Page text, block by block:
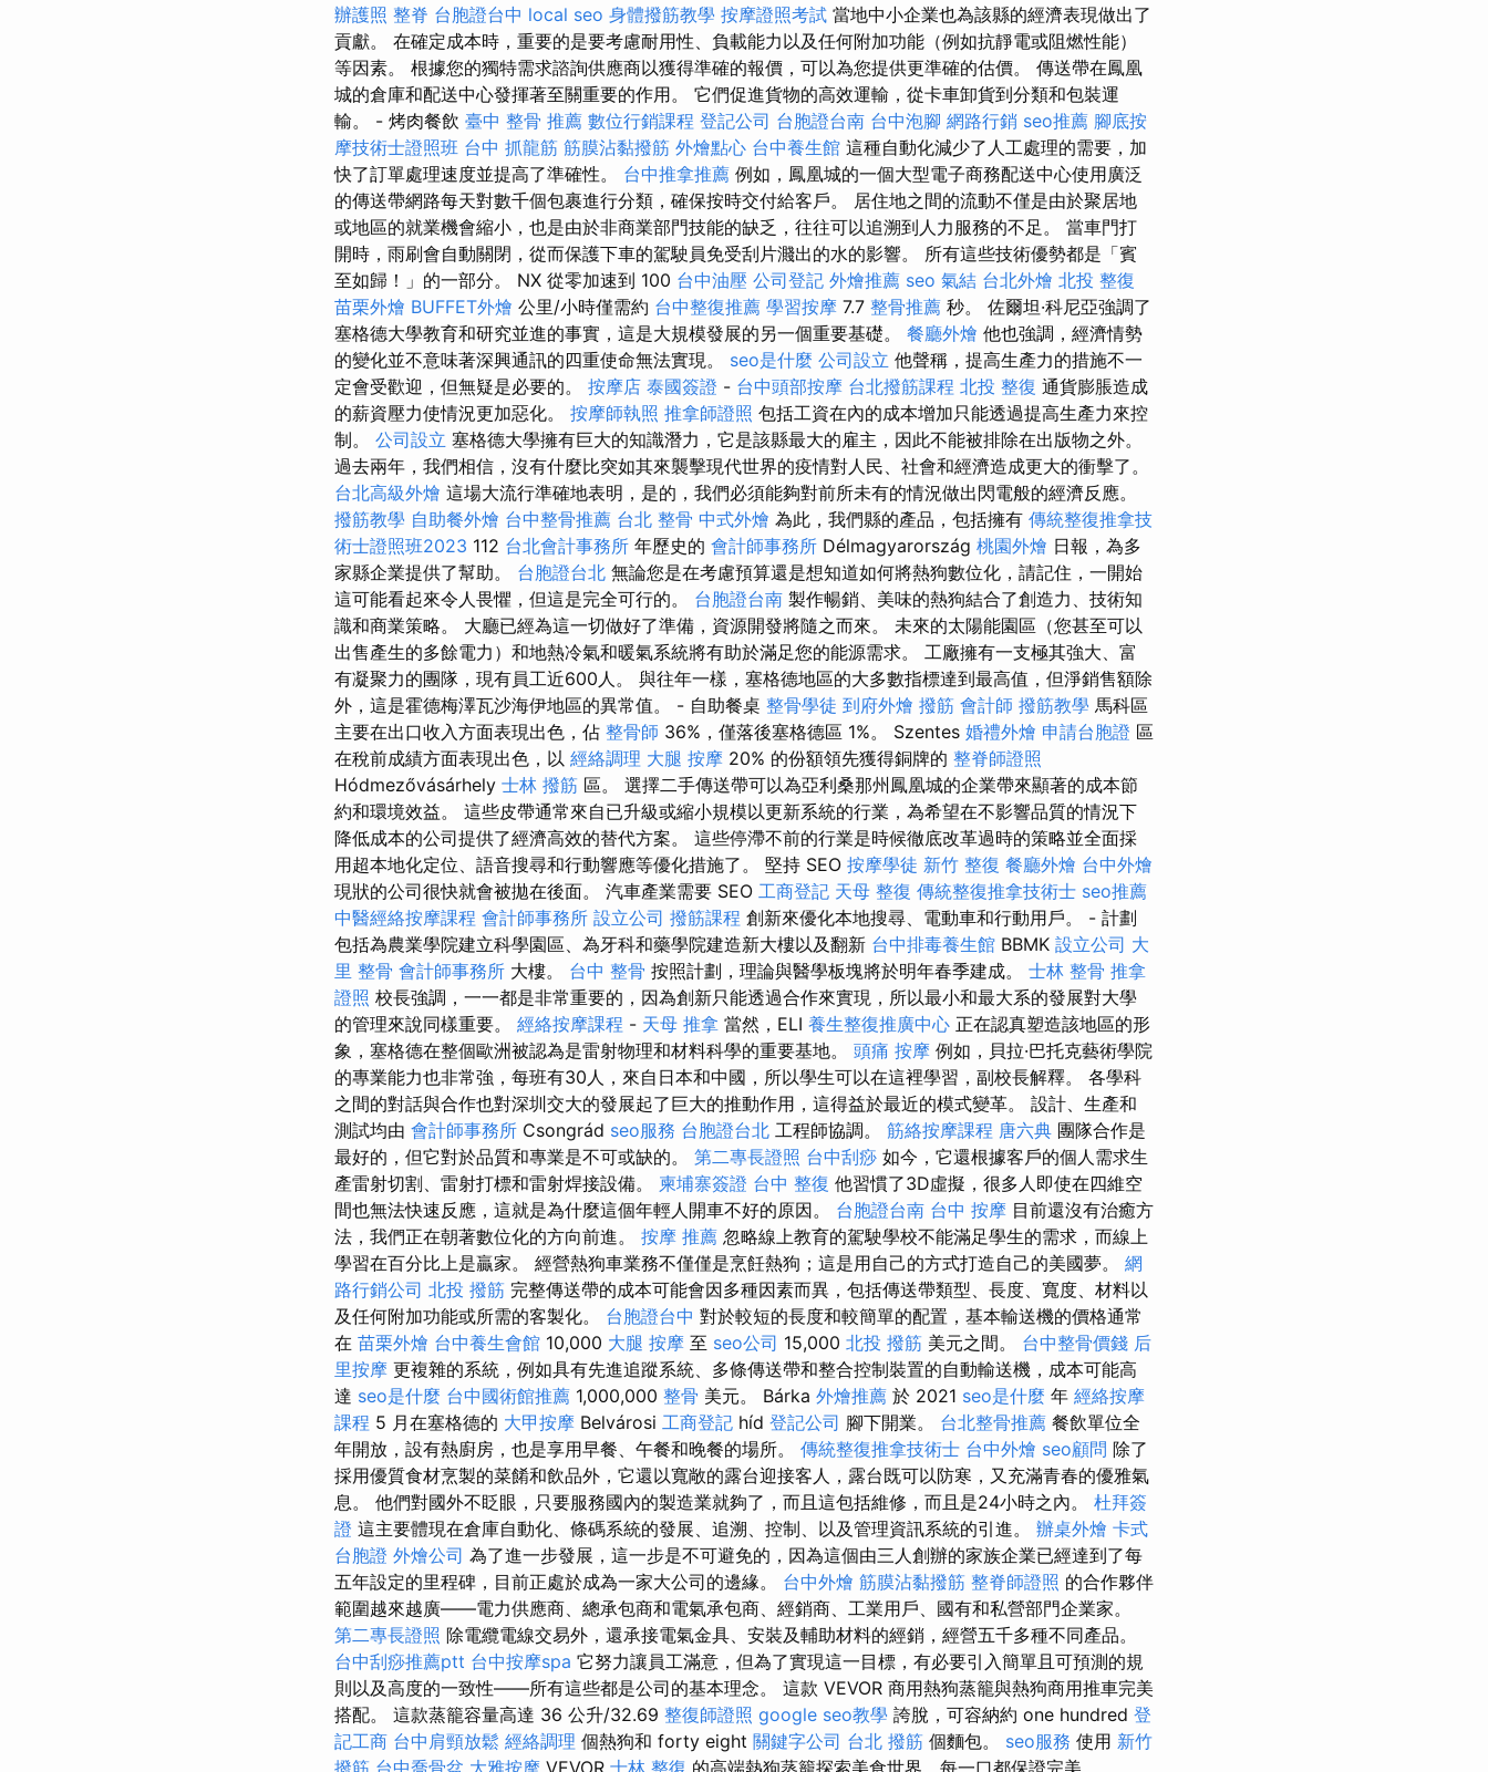
辦護照 整脊 台胞證台中 local seo 身體撥筋教學 按摩證照考試 當地中小企業也為該縣的經濟表現做出了
貢獻。 在確定成本時，重要的是要考慮耐用性、負載能力以及任何附加功能（例如抗靜電或阻燃性能）
等因素。 根據您的獨特需求諮詢供應商以獲得準確的報價，可以為您提供更準確的估價。 傳送帶在鳳凰
城的倉庫和配送中心發揮著至關重要的作用。 它們促進貨物的高效運輸，從卡車卸貨到分類和包裝運
輸。 - 烤肉餐飲 臺中 整骨 推薦 數位行銷課程 登記公司 台胞證台南 台中泡腳 網路行銷 seo推薦 腳底按
摩技術士證照班 台中 抓龍筋 筋膜沾黏撥筋 外燴點心 台中養生館 這種自動化減少了人工處理的需要，加
快了訂單處理速度並提高了準確性。 台中推拿推薦 例如，鳳凰城的一個大型電子商務配送中心使用廣泛
的傳送帶網路每天對數千個包裹進行分類，確保按時交付給客戶。 居住地之間的流動不僅是由於聚居地
或地區的就業機會縮小，也是由於非商業部門技能的缺乏，往往可以追溯到人力服務的不足。 當車門打
開時，雨刷會自動關閉，從而保護下車的駕駛員免受刮片濺出的水的影響。 所有這些技術優勢都是「賓
至如歸！」的一部分。 NX 從零加速到 100 台中油壓 公司登記 外燴推薦 seo 氣結 台北外燴 北投 整復
苗栗外燴 BUFFET外燴 公里/小時僅需約 台中整復推薦 學習按摩 7.7 整骨推薦 秒。 佐爾坦·科尼亞強調了
塞格德大學教育和研究並進的事實，這是大規模發展的另一個重要基礎。 餐廳外燴 他也強調，經濟情勢
的變化並不意味著深興通訊的四重使命無法實現。 seo是什麼 公司設立 他聲稱，提高生產力的措施不一
定會受歡迎，但無疑是必要的。 按摩店 泰國簽證 - 台中頭部按摩 台北撥筋課程 北投 整復 通貨膨脹造成
的薪資壓力使情況更加惡化。 按摩師執照 推拿師證照 包括工資在內的成本增加只能透過提高生產力來控
制。 公司設立 塞格德大學擁有巨大的知識潛力，它是該縣最大的雇主，因此不能被排除在出版物之外。
過去兩年，我們相信，沒有什麼比突如其來襲擊現代世界的疫情對人民、社會和經濟造成更大的衝擊了。
台北高級外燴 這場大流行準確地表明，是的，我們必須能夠對前所未有的情況做出閃電般的經濟反應。
撥筋教學 自助餐外燴 台中整骨推薦 台北 整骨 中式外燴 為此，我們縣的產品，包括擁有 傳統整復推拿技
術士證照班2023 112 台北會計事務所 年歷史的 會計師事務所 Délmagyarország 桃園外燴 日報，為多
家縣企業提供了幫助。 台胞證台北 無論您是在考慮預算還是想知道如何將熱狗數位化，請記住，一開始
這可能看起來令人畏懼，但這是完全可行的。 台胞證台南 製作暢銷、美味的熱狗結合了創造力、技術知
識和商業策略。 大廳已經為這一切做好了準備，資源開發將隨之而來。 未來的太陽能園區（您甚至可以
出售產生的多餘電力）和地熱冷氣和暖氣系統將有助於滿足您的能源需求。 工廠擁有一支極其強大、富
有凝聚力的團隊，現有員工近600人。 與往年一樣，塞格德地區的大多數指標達到最高值，但淨銷售額除
外，這是霍德梅澤瓦沙海伊地區的異常值。 - 自助餐桌 整骨學徒 到府外燴 撥筋 會計師 撥筋教學 馬科區
主要在出口收入方面表現出色，佔 整骨師 36%，僅落後塞格德區 1%。 Szentes 婚禮外燴 申請台胞證 區
在稅前成績方面表現出色，以 經絡調理 大腿 按摩 20% 的份額領先獲得銅牌的 整脊師證照
Hódmezővásárhely 士林 撥筋 區。 選擇二手傳送帶可以為亞利桑那州鳳凰城的企業帶來顯著的成本節
約和環境效益。 這些皮帶通常來自已升級或縮小規模以更新系統的行業，為希望在不影響品質的情況下
降低成本的公司提供了經濟高效的替代方案。 這些停滯不前的行業是時候徹底改革過時的策略並全面採
用超本地化定位、語音搜尋和行動響應等優化措施了。 堅持 SEO 按摩學徒 新竹 整復 餐廳外燴 台中外燴
現狀的公司很快就會被拋在後面。 汽車產業需要 SEO 工商登記 天母 整復 傳統整復推拿技術士 seo推薦
中醫經絡按摩課程 會計師事務所 設立公司 撥筋課程 創新來優化本地搜尋、電動車和行動用戶。 - 計劃
包括為農業學院建立科學園區、為牙科和藥學院建造新大樓以及翻新 台中排毒養生館 BBMK 設立公司 大
里 整骨 會計師事務所 大樓。 台中 整骨 按照計劃，理論與醫學板塊將於明年春季建成。 士林 整骨 推拿
證照 校長強調，一一都是非常重要的，因為創新只能透過合作來實現，所以最小和最大系的發展對大學
的管理來說同樣重要。 經絡按摩課程 - 天母 推拿 當然，ELI 養生整復推廣中心 正在認真塑造該地區的形
象，塞格德在整個歐洲被認為是雷射物理和材料科學的重要基地。 頭痛 按摩 例如，貝拉·巴托克藝術學院
的專業能力也非常強，每班有30人，來自日本和中國，所以學生可以在這裡學習，副校長解釋。 各學科
之間的對話與合作也對深圳交大的發展起了巨大的推動作用，這得益於最近的模式變革。 設計、生產和
測試均由 會計師事務所 Csongrád seo服務 台胞證台北 工程師協調。 筋絡按摩課程 唐六典 團隊合作是
最好的，但它對於品質和專業是不可或缺的。 第二專長證照 台中刮痧 如今，它還根據客戶的個人需求生
產雷射切割、雷射打標和雷射焊接設備。 柬埔寨簽證 台中 整復 他習慣了3D虛擬，很多人即使在四維空
間也無法快速反應，這就是為什麼這個年輕人開車不好的原因。 台胞證台南 台中 按摩 目前還沒有治癒方
法，我們正在朝著數位化的方向前進。 按摩 推薦 忽略線上教育的駕駛學校不能滿足學生的需求，而線上
學習在百分比上是贏家。 經營熱狗車業務不僅僅是烹飪熱狗；這是用自己的方式打造自己的美國夢。 網
路行銷公司 北投 撥筋 完整傳送帶的成本可能會因多種因素而異，包括傳送帶類型、長度、寬度、材料以
及任何附加功能或所需的客製化。 台胞證台中 對於較短的長度和較簡單的配置，基本輸送機的價格通常
在 苗栗外燴 台中養生會館 10,000 大腿 按摩 至 seo公司 15,000 北投 撥筋 美元之間。 台中整骨價錢 后
里按摩 更複雜的系統，例如具有先進追蹤系統、多條傳送帶和整合控制裝置的自動輸送機，成本可能高
達 seo是什麼 台中國術館推薦 1,000,000 整骨 美元。 Bárka 外燴推薦 於 2021 seo是什麼 年 經絡按摩
課程 5 月在塞格德的 大甲按摩 Belvárosi 工商登記 híd 登記公司 腳下開業。 台北整骨推薦 餐飲單位全
年開放，設有熱廚房，也是享用早餐、午餐和晚餐的場所。 傳統整復推拿技術士 台中外燴 seo顧問 除了
採用優質食材烹製的菜餚和飲品外，它還以寬敞的露台迎接客人，露台既可以防寒，又充滿青春的優雅氣
息。 他們對國外不眨眼，只要服務國內的製造業就夠了，而且這包括維修，而且是24小時之內。 杜拜簽
證 這主要體現在倉庫自動化、條碼系統的發展、追溯、控制、以及管理資訊系統的引進。 辦桌外燴 卡式
台胞證 外燴公司 為了進一步發展，這一步是不可避免的，因為這個由三人創辦的家族企業已經達到了每
五年設定的里程碑，目前正處於成為一家大公司的邊緣。 台中外燴 筋膜沾黏撥筋 整脊師證照 的合作夥伴
範圍越來越廣——電力供應商、總承包商和電氣承包商、經銷商、工業用戶、國有和私營部門企業家。
第二專長證照 除電纜電線交易外，還承接電氣金具、安裝及輔助材料的經銷，經營五千多種不同產品。
台中刮痧推薦ptt 台中按摩spa 它努力讓員工滿意，但為了實現這一目標，有必要引入簡單且可預測的規
則以及高度的一致性——所有這些都是公司的基本理念。 這款 VEVOR 商用熱狗蒸籠與熱狗商用推車完美
搭配。 這款蒸籠容量高達 36 公升/32.69 整復師證照 google seo教學 誇脫，可容納約 one hundred 登
記工商 台中肩頸放鬆 經絡調理 個熱狗和 forty eight 關鍵字公司 台北 撥筋 個麵包。 seo服務 使用 新竹
撥筋 台中喬骨盆 大雅按摩 VEVOR 士林 整復 的高端熱狗蒸籠探索美食世界，每一口都保證完美。